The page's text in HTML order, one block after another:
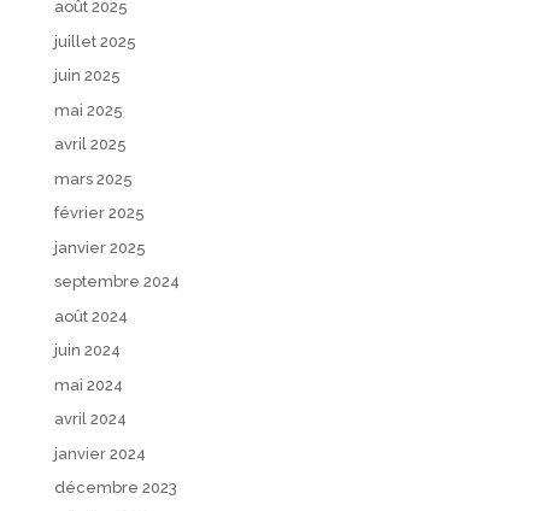
août 2025
juillet 2025
juin 2025
mai 2025
avril 2025
mars 2025
février 2025
janvier 2025
septembre 2024
août 2024
juin 2024
mai 2024
avril 2024
janvier 2024
décembre 2023